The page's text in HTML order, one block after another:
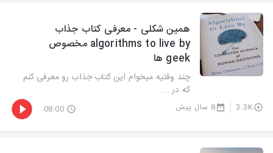
همین شکلی - معرفی کتاب جذاب
algorithms to live by مخصوص
geek ها
چند وقتیه میخوام این کتاب جذاب رو معرفی کنم
که در ...
3.3K 8 سال پیش 08:00